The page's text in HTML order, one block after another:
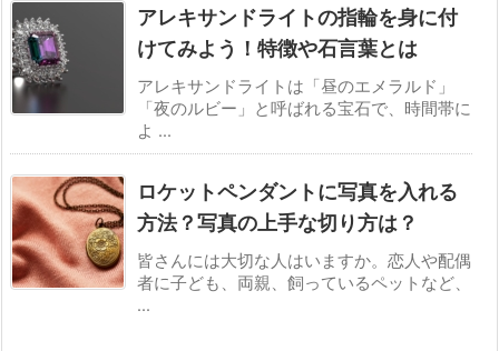
アレキサンドライトの指輪を身に付
けてみよう！特徴や石言葉とは
アレキサンドライトは「昼のエメラルド」
「夜のルビー」と呼ばれる宝石で、時間帯に
よ ...
ロケットペンダントに写真を入れる
方法？写真の上手な切り方は？
皆さんには大切な人はいますか。恋人や配偶
者に子ども、両親、飼っているペットなど、
...